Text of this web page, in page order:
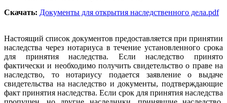
Скачать: Документы для открытия наследственного дела.pdf
Настоящий список документов предоставляется при принятии
наследства через нотариуса в течение установленного срока
для принятия наследства. Если наследство принято
фактически и необходимо получить свидетельство о праве на
наследство, то нотариусу подается заявление о выдаче
свидетельства на наследство и документы, подтверждающие
факт принятия наследства. Если срок для принятия наследства